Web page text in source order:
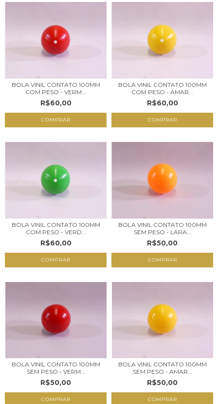
BOLA VINIL CONTATO 100MM
COM PESO - VERM...
R$60,00
BOLA VINIL CONTATO 100MM
COM PESO - AMAR...
R$60,00
BOLA VINIL CONTATO 100MM
COM PESO - VERD...
R$60,00
BOLA VINIL CONTATO 100MM
SEM PESO - LARA...
R$50,00
BOLA VINIL CONTATO 100MM
SEM PESO - VERM...
R$50,00
BOLA VINIL CONTATO 100MM
SEM PESO - AMAR...
R$50,00